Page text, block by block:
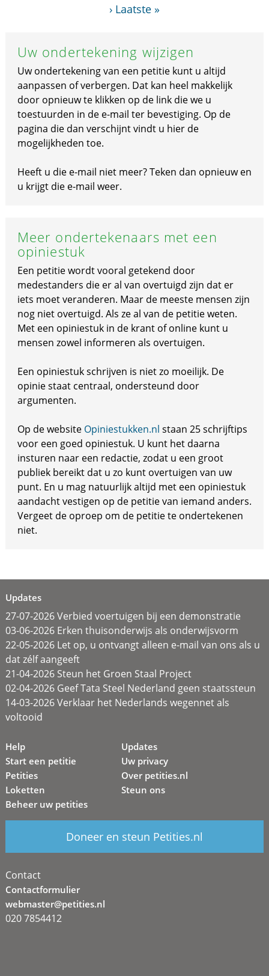
› Laatste »
Uw ondertekening wijzigen
Uw ondertekening van een petitie kunt u altijd
aanpassen of verbergen. Dat kan heel makkelijk
door opnieuw te klikken op de link die we u
toestuurden in de e-mail ter bevestiging. Op de
pagina die dan verschijnt vindt u hier de
mogelijkheden toe.
Heeft u die e-mail niet meer? Teken dan opnieuw en
u krijgt die e-mail weer.
Meer ondertekenaars met een
opiniestuk
Een petitie wordt vooral getekend door
medestanders die er al van overtuigd zijn dat er
iets moet veranderen. Maar de meeste mensen zijn
nog niet overtuigd. Als ze al van de petitie weten.
Met een opiniestuk in de krant of online kunt u
mensen zowel informeren als overtuigen.
Een opiniestuk schrijven is niet zo moeilijk. De
opinie staat centraal, ondersteund door
argumenten.
Op de website Opiniestukken.nl staan 25 schrijftips
voor een goed opiniestuk. U kunt het daarna
insturen naar een redactie, zodat u een groot
publiek bereikt dat u zo kunt overtuigen van uw
punt. En u mag natuurlijk altijd met een opiniestuk
aandacht vestigen op de petitie van iemand anders.
Vergeet de oproep om de petitie te ondertekenen
niet.
Updates
27-07-2026 Verbied voertuigen bij een demonstratie
03-06-2026 Erken thuisonderwijs als onderwijsvorm
22-05-2026 Let op, u ontvangt alleen e-mail van ons als u
dat zélf aangeeft
21-04-2026 Steun het Groen Staal Project
02-04-2026 Geef Tata Steel Nederland geen staatssteun
14-03-2026 Verklaar het Nederlands wegennet als
voltooid
Help
Start een petitie
Petities
Loketten
Beheer uw petities
Updates
Uw privacy
Over petities.nl
Steun ons
Doneer en steun Petities.nl
Contact
Contactformulier
webmaster@petities.nl
020 7854412